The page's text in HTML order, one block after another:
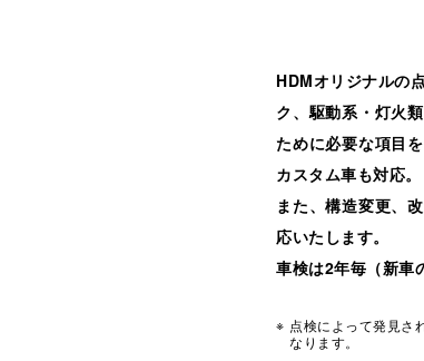
HDMオリジナルの
ク、駆動系・灯火
ために必要な項目
カスタム車も対応。
また、構造変更、
応いたします。
車検は2年毎（新車
点検によって発見さ
なります。